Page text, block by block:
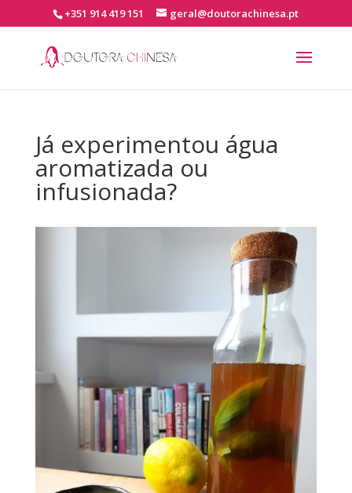
+351 914 419 151 geral@doutorachinesa.pt
Já experimentou água
aromatizada ou
infusionada?